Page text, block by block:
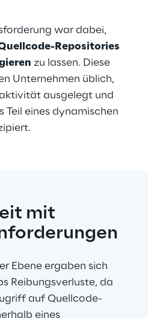
war dabei,
Repositories
zu lassen. Diese
Unternehmen üblich,
ausgelegt und
Teil eines dynamischen
mit
Ebene ergaben sich
Reibungsverluste, da
auf Quellcode-
eines